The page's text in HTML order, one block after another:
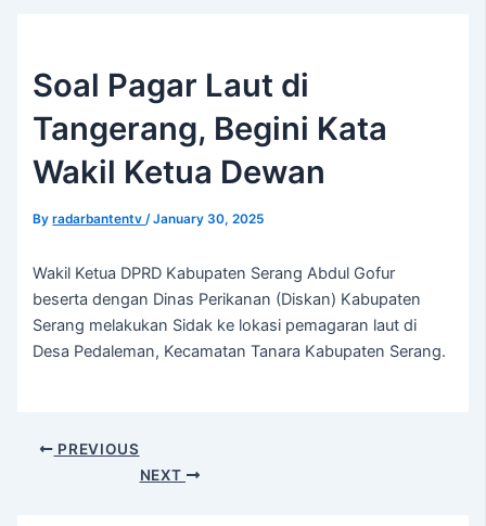
Soal Pagar Laut di
Tangerang, Begini Kata
Wakil Ketua Dewan
Byradarbantentv/January 30, 2025
Wakil Ketua DPRD Kabupaten Serang Abdul Gofur
beserta dengan Dinas Perikanan (Diskan) Kabupaten
Serang melakukan Sidak ke lokasi pemagaran laut di
Desa Pedaleman, Kecamatan Tanara Kabupaten Serang.
PREVIOUS
NEXT